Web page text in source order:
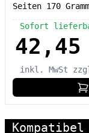
Seiten 170
Sofort
42,45
inkl. MwSt